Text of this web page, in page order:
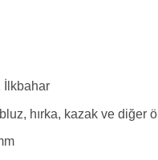
İlkbahar
hırka, kazak ve diğer